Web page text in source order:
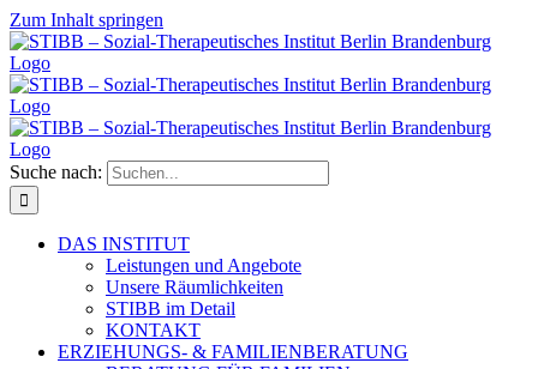
Zum Inhalt springen
Suche nach:
DAS INSTITUT
Leistungen und Angebote
Unsere Räumlichkeiten
STIBB im Detail
KONTAKT
ERZIEHUNGS- & FAMILIENBERATUNG